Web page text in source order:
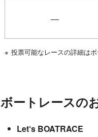
―
※ 投票可能なレースの詳細は
ボートレースの
Let‘s BOATRACE